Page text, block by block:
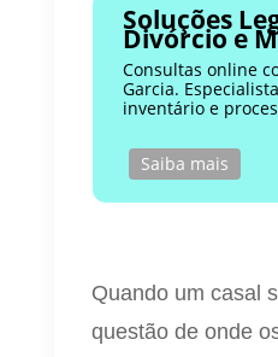
Soluções
Divórcio e
Consultas online
Garcia.
inventário e
Saiba mais
Quando um casal
questão de onde